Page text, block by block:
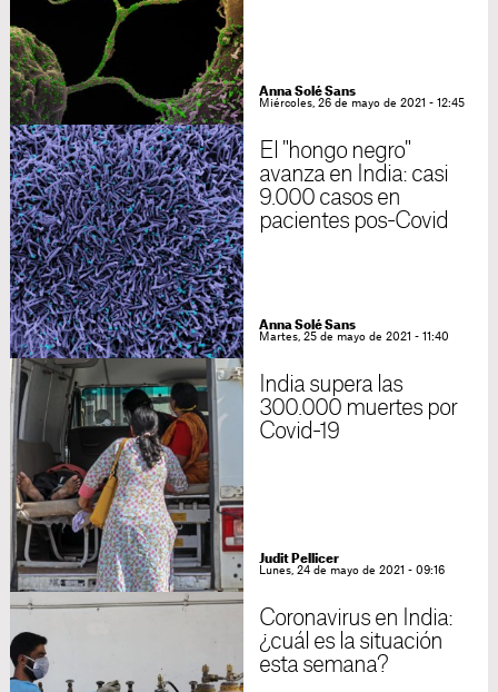
Anna Solé Sans
Miércoles, 26 de mayo de 2021 - 12:45
El "hongo negro"
avanza en India: casi
9.000 casos en
pacientes pos-Covid
Anna Solé Sans
Martes, 25 de mayo de 2021 - 11:40
India supera las
300.000 muertes por
Covid-19
Judit Pellicer
Lunes, 24 de mayo de 2021 - 09:16
Coronavirus en India:
¿cuál es la situación
esta semana?